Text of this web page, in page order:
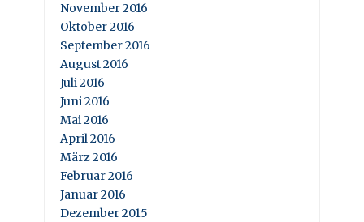
November 2016
Oktober 2016
September 2016
August 2016
Juli 2016
Juni 2016
Mai 2016
April 2016
März 2016
Februar 2016
Januar 2016
Dezember 2015